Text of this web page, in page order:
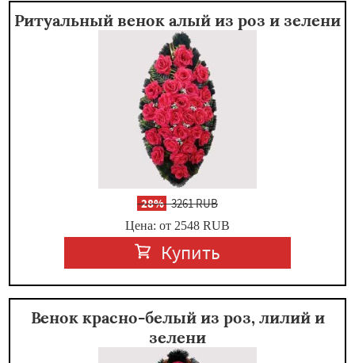
Ритуальный венок алый из роз и зелени
-28%3261 RUB
Цена: от 2548 RUB
Купить
Венок красно-белый из роз, лилий и
зелени